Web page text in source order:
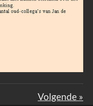
Volgende »